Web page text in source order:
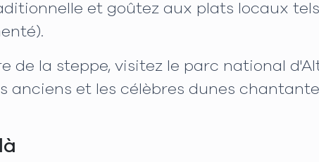
et goûtez aux plats locaux
de la steppe, visitez le parc national
anciens et les célèbres dunes